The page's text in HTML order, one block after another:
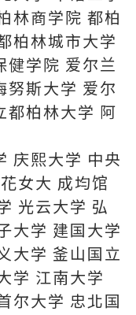
林商学院 都柏
柏林城市大学
健学院 爱尔兰
努斯大学 爱尔
都柏林大学 阿
庆熙大学 中央
女大 成均馆
光云大学 弘
大学 建国大学
大学 釜山国立
学 江南大学
尔大学 忠北国